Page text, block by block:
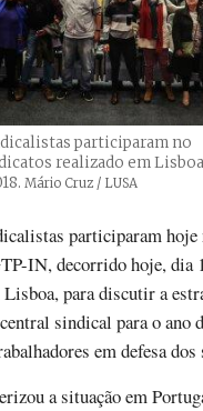
participaram no
realizado em
Créditos
Mário Cruz / LUSA
participaram hoje
IN, decorrido hoje, dia
para discutir a
sindical para o ano
em defesa
a situação em